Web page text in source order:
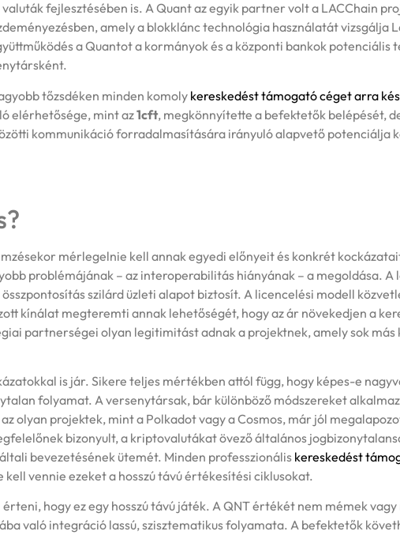
fejlesztésében is. A Quant az egyik partner volt a LACChain
amely a blokklánc technológia használatát vizsgálja
a Quantot a kormányok és a központi bankok potenciális
tőzsdéken minden komoly kereskedést támogató céget arra
elérhetősége, mint az1cft, megkönnyítette a befektetők belépését,
kommunikáció forradalmasítására irányuló alapvető potenciálja
mérlegelnie kell annak egyedi előnyeit és konkrét
problémájának – az interoperabilitás hiányának – a megoldása. A
szilárd üzleti alapot biztosít. A licencelési modell
kínálat megteremti annak lehetőségét, hogy az ár növekedjen a
partnerségei olyan legitimitást adnak a projektnek, amely sok
is jár. Sikere teljes mértékben attól függ, hogy képes-e
folyamat. A versenytársak, bár különböző módszereket
olyan projektek, mint a Polkadot vagy a Cosmos, már jól
bizonyult, a kriptovalutákat övező általános
bevezetésének ütemét. Minden professzionáliskereskedést
kell vennie ezeket a hosszú távú értékesítési ciklusokat.
hogy ez egy hosszú távú játék. A QNT értékét nem mémek vagy
való integráció lassú, szisztematikus folyamata. A befektetők